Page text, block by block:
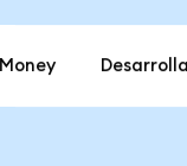
Money